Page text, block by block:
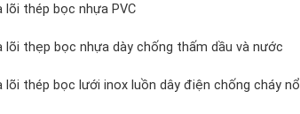
lõi thép bọc nhựa PVC
lõi thẹp bọc nhựa dày chống thấm dầu và nước
lõi thép bọc lưới inox luồn dây điện chống cháy nổ